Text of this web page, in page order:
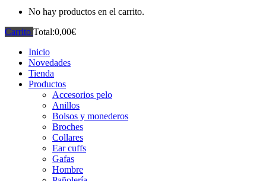
No hay productos en el carrito.
Carrito Total:0,00€
Inicio
Novedades
Tienda
Productos
Accesorios pelo
Anillos
Bolsos y monederos
Broches
Collares
Ear cuffs
Gafas
Hombre